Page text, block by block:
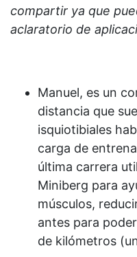
compartir ya que
aclaratorio de
Manuel, es un
distancia que
isquiotibiales
carga de
última carrera
Miniberg para
músculos,
antes para
de kilómetros